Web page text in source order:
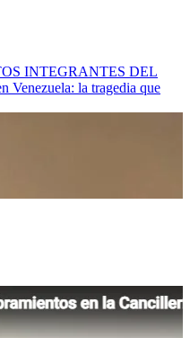
INTEGRANTES DEL
Venezuela: la tragedia que